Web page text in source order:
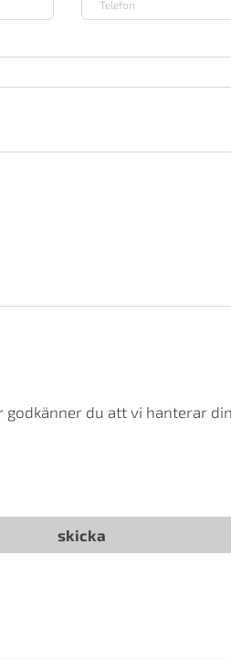
du att vi hanterar